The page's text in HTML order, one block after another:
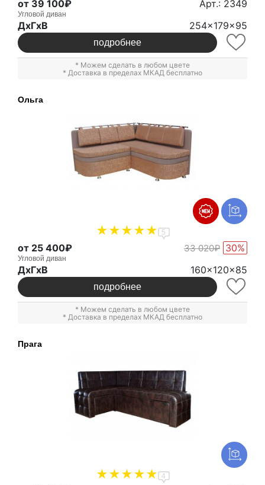
от 39 100₽ Арт.: 2349
Угловой диван
ДxГxВ 254x179x95
подробнее
* Можем сделать в любом цвете
* Доставка в пределах МКАД бесплатно
Ольга
5
от 25 400₽ 33 020₽ 30%
Угловой диван
ДxГxВ 160x120x85
подробнее
* Можем сделать в любом цвете
* Доставка в пределах МКАД бесплатно
Прага
4